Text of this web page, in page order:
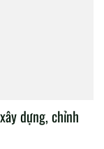
dựng, chỉnh